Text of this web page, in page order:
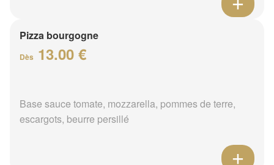
Pizza bourgogne
Dès 13.00 €
Base sauce tomate, mozzarella, pommes de terre,
escargots, beurre persillé